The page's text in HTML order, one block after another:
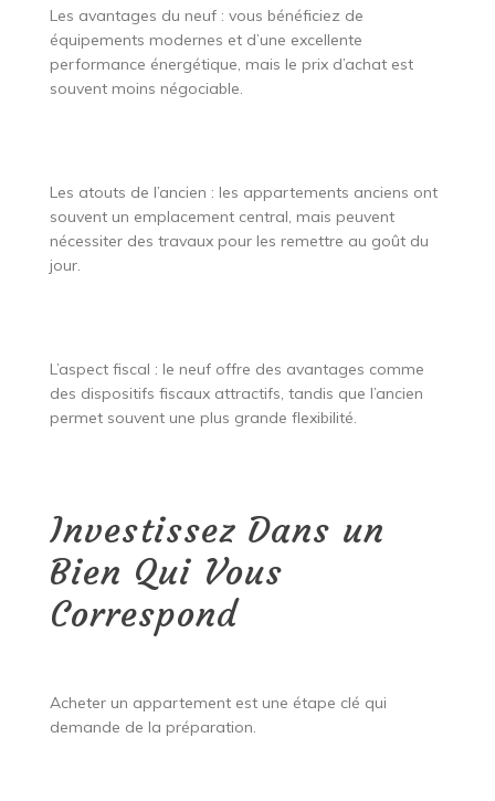
Les avantages du neuf : vous bénéficiez de
équipements modernes et d’une excellente
performance énergétique, mais le prix d’achat est
souvent moins négociable.
Les atouts de l’ancien : les appartements anciens ont
souvent un emplacement central, mais peuvent
nécessiter des travaux pour les remettre au goût du
jour.
L’aspect fiscal : le neuf offre des avantages comme
des dispositifs fiscaux attractifs, tandis que l’ancien
permet souvent une plus grande flexibilité.
Investissez Dans un
Bien Qui Vous
Correspond
Acheter un appartement est une étape clé qui
demande de la préparation.